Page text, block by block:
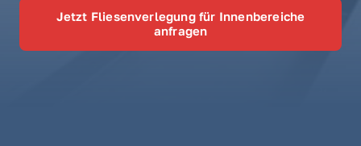
Jetzt Fliesenverlegung für Innenbereiche
anfragen